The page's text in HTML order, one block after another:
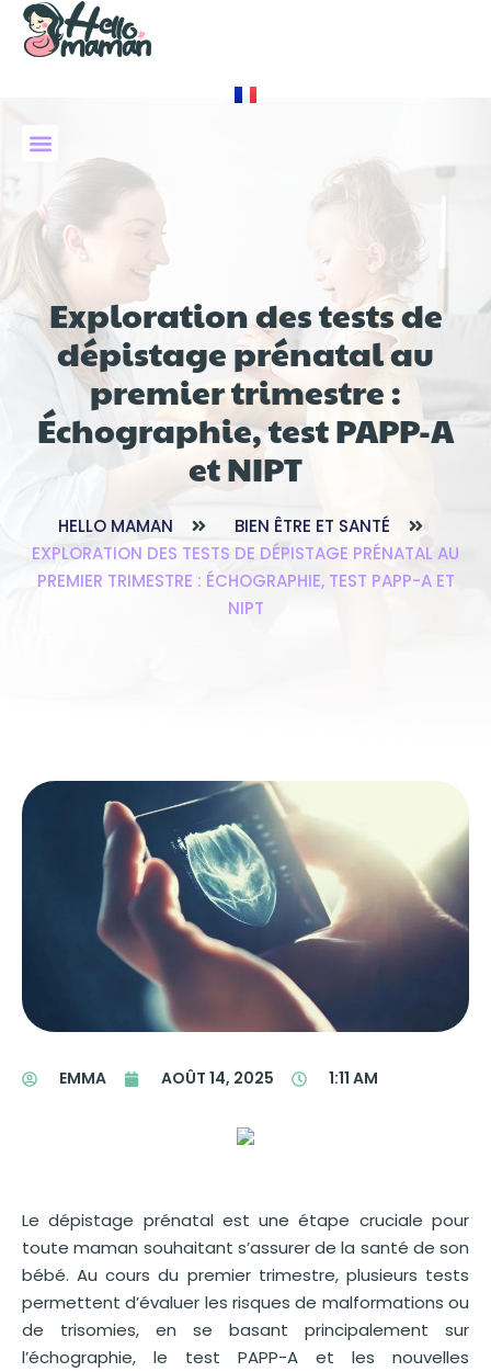
Exploration des tests de
dépistage prénatal au
premier trimestre :
Échographie, test PAPP-A
et NIPT
HELLO MAMAN
BIEN ÊTRE ET SANTÉ
EXPLORATION DES TESTS DE DÉPISTAGE PRÉNATAL AU
PREMIER TRIMESTRE : ÉCHOGRAPHIE, TEST PAPP-A ET
NIPT
EMMA AOÛT 14, 2025 1:11 AM
Le dépistage prénatal est une étape cruciale pour
toute maman souhaitant s’assurer de la santé de son
bébé. Au cours du premier trimestre, plusieurs tests
permettent d’évaluer les risques de malformations ou
de trisomies, en se basant principalement sur
l’échographie, le test PAPP-A et les nouvelles